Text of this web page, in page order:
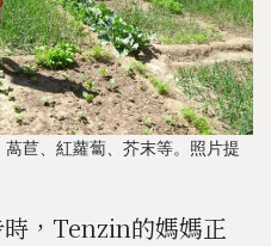
苣、紅蘿蔔、芥末等。照片提
，Tenzin的媽媽正